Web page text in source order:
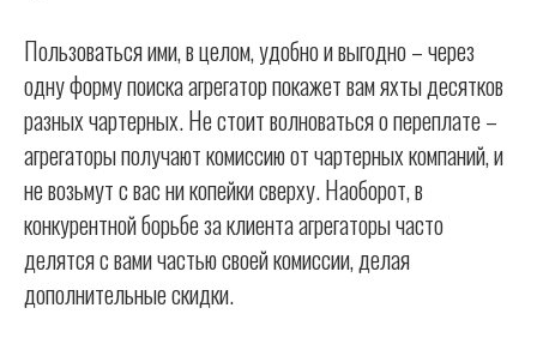
Пользоваться ими, в целом, удобно и выгодно – через
одну форму поиска агрегатор покажет вам яхты десятков
разных чартерных. Не стоит волноваться о переплате –
агрегаторы получают комиссию от чартерных компаний, и
не возьмут с вас ни копейки сверху. Наоборот, в
конкурентной борьбе за клиента агрегаторы часто
делятся с вами частью своей комиссии, делая
дополнительные скидки.